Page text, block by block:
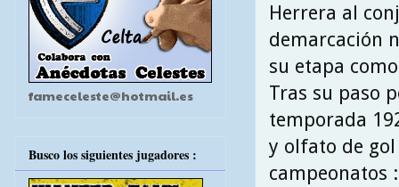
Herrera al
demarcación
su etapa
Tras su paso
temporada
y olfato de
campeonatos
fameceleste@hotmail.es
Busco los siguientes jugadores :